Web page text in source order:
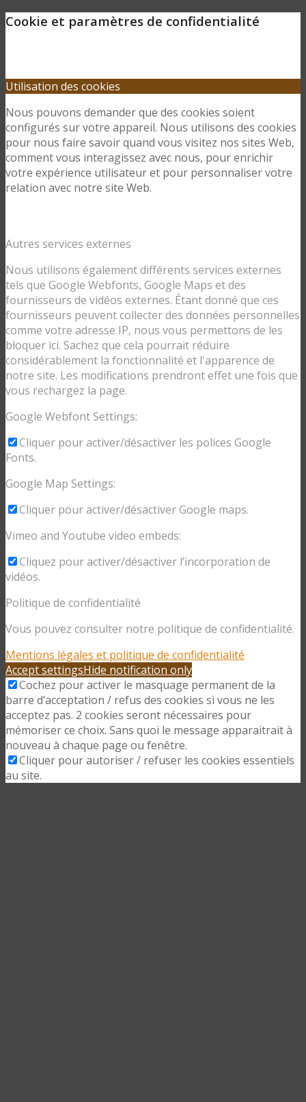
Cookie et paramètres de confidentialité
Utilisation des cookies
Nous pouvons demander que des cookies soient
configurés sur votre appareil. Nous utilisons des cookies
pour nous faire savoir quand vous visitez nos sites Web,
comment vous interagissez avec nous, pour enrichir
votre expérience utilisateur et pour personnaliser votre
relation avec notre site Web.
Autres services externes
Nous utilisons également différents services externes
tels que Google Webfonts, Google Maps et des
fournisseurs de vidéos externes. Étant donné que ces
fournisseurs peuvent collecter des données personnelles
comme votre adresse IP, nous vous permettons de les
bloquer ici. Sachez que cela pourrait réduire
considérablement la fonctionnalité et l'apparence de
notre site. Les modifications prendront effet une fois que
vous rechargez la page.
Google Webfont Settings:
Cliquer pour activer/désactiver les polices Google
Fonts.
Google Map Settings:
Cliquer pour activer/désactiver Google maps.
Vimeo and Youtube video embeds:
Cliquez pour activer/désactiver l’incorporation de
vidéos.
Politique de confidentialité
Vous pouvez consulter notre politique de confidentialité.
Mentions légales et politique de confidentialité
Accept settingsHide notification only
Cochez pour activer le masquage permanent de la
barre d’acceptation / refus des cookies si vous ne les
acceptez pas. 2 cookies seront nécessaires pour
mémoriser ce choix. Sans quoi le message apparaitrait à
nouveau à chaque page ou fenêtre.
Cliquer pour autoriser / refuser les cookies essentiels
au site.